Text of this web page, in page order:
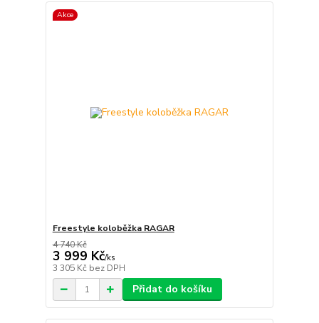
Akce
Freestyle koloběžka RAGAR
4 740 Kč
3 999 Kč/ks
3 305 Kč bez DPH
Přidat do košíku